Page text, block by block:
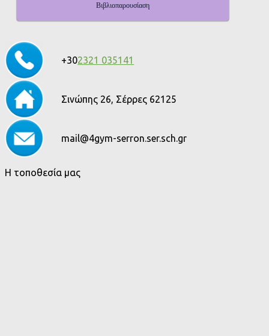
Βιβλιοπαρουσίαση
+302321 035141
Σινώπης 26, Σέρρες 62125
mail@4gym-serron.ser.sch.gr
Η τοποθεσία μας